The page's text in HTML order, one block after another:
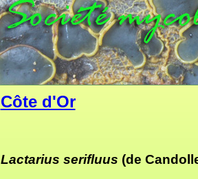
Côte d'Or
Lactarius serifluus (de